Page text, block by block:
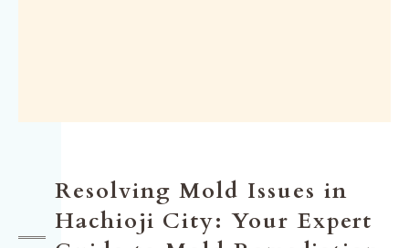
Resolving Mold Issues in
Hachioji City: Your Expert